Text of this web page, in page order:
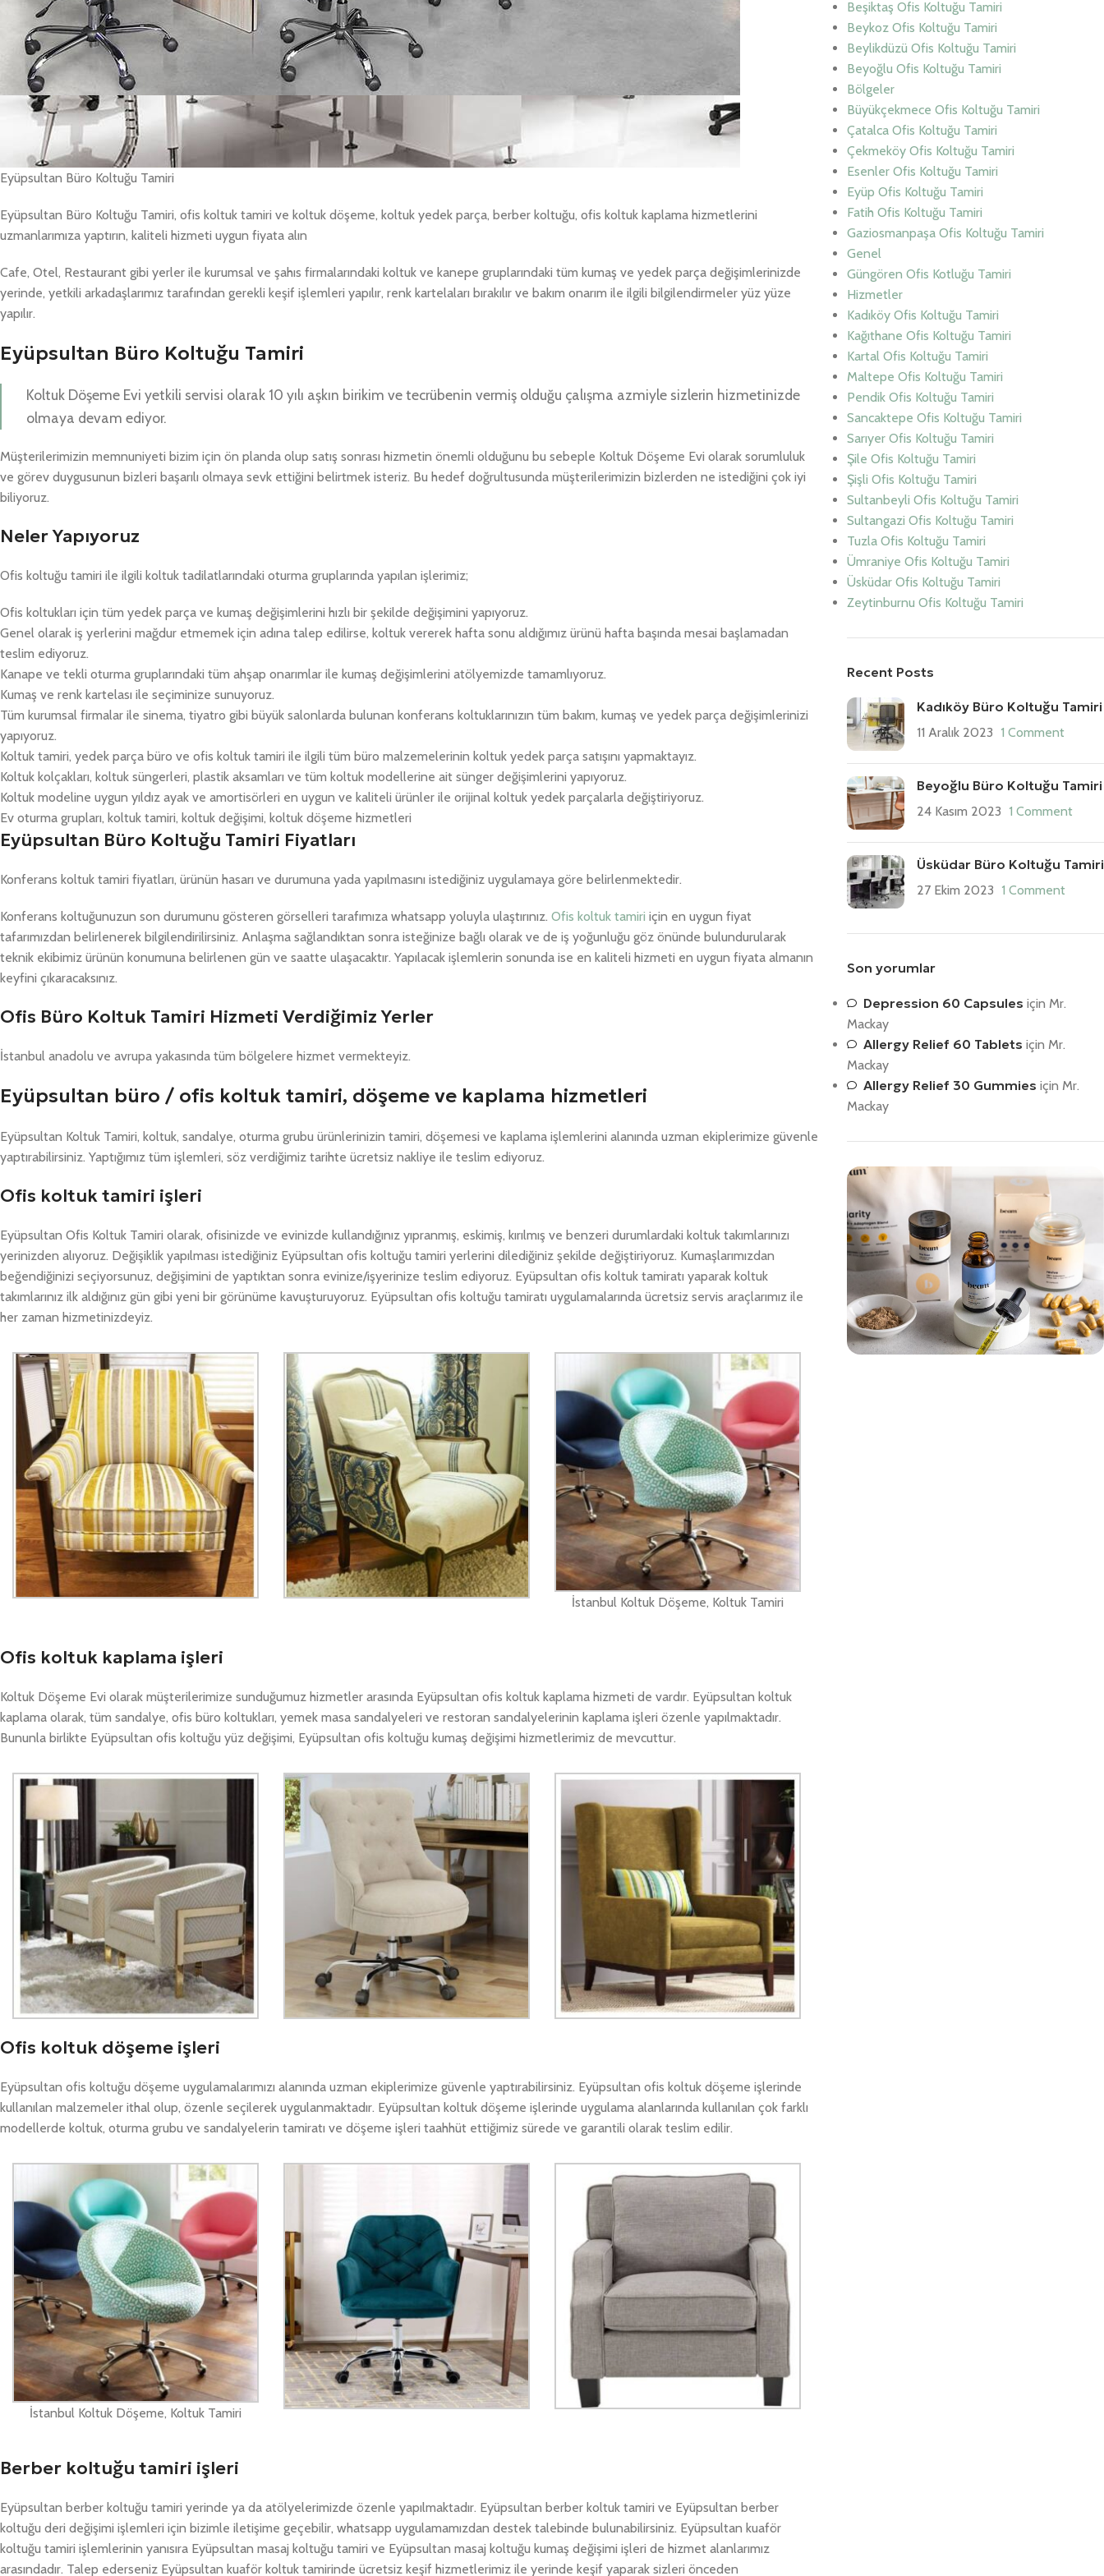
Eyüpsultan Büro Koltuğu Tamiri
Eyüpsultan Büro Koltuğu Tamiri, ofis koltuk tamiri ve koltuk döşeme, koltuk yedek parça, berber koltuğu, ofis koltuk kaplama hizmetlerini
uzmanlarımıza yaptırın, kaliteli hizmeti uygun fiyata alın
Cafe, Otel, Restaurant gibi yerler ile kurumsal ve şahıs firmalarındaki koltuk ve kanepe gruplarındaki tüm kumaş ve yedek parça değişimlerinizde
yerinde, yetkili arkadaşlarımız tarafından gerekli keşif işlemleri yapılır, renk kartelaları bırakılır ve bakım onarım ile ilgili bilgilendirmeler yüz yüze
yapılır.
Eyüpsultan Büro Koltuğu Tamiri
Koltuk Döşeme Evi yetkili servisi olarak 10 yılı aşkın birikim ve tecrübenin vermiş olduğu çalışma azmiyle sizlerin hizmetinizde
olmaya devam ediyor.
Müşterilerimizin memnuniyeti bizim için ön planda olup satış sonrası hizmetin önemli olduğunu bu sebeple Koltuk Döşeme Evi olarak sorumluluk
ve görev duygusunun bizleri başarılı olmaya sevk ettiğini belirtmek isteriz. Bu hedef doğrultusunda müşterilerimizin bizlerden ne istediğini çok iyi
biliyoruz.
Neler Yapıyoruz
Ofis koltuğu tamiri ile ilgili koltuk tadilatlarındaki oturma gruplarında yapılan işlerimiz;
Ofis koltukları için tüm yedek parça ve kumaş değişimlerini hızlı bir şekilde değişimini yapıyoruz.
Genel olarak iş yerlerini mağdur etmemek için adına talep edilirse, koltuk vererek hafta sonu aldığımız ürünü hafta başında mesai başlamadan
teslim ediyoruz.
Kanape ve tekli oturma gruplarındaki tüm ahşap onarımlar ile kumaş değişimlerini atölyemizde tamamlıyoruz.
Kumaş ve renk kartelası ile seçiminize sunuyoruz.
Tüm kurumsal firmalar ile sinema, tiyatro gibi büyük salonlarda bulunan konferans koltuklarınızın tüm bakım, kumaş ve yedek parça değişimlerinizi
yapıyoruz.
Koltuk tamiri, yedek parça büro ve ofis koltuk tamiri ile ilgili tüm büro malzemelerinin koltuk yedek parça satışını yapmaktayız.
Koltuk kolçakları, koltuk süngerleri, plastik aksamları ve tüm koltuk modellerine ait sünger değişimlerini yapıyoruz.
Koltuk modeline uygun yıldız ayak ve amortisörleri en uygun ve kaliteli ürünler ile orijinal koltuk yedek parçalarla değiştiriyoruz.
Ev oturma grupları, koltuk tamiri, koltuk değişimi, koltuk döşeme hizmetleri
Eyüpsultan Büro Koltuğu Tamiri Fiyatları
Konferans koltuk tamiri fiyatları, ürünün hasarı ve durumuna yada yapılmasını istediğiniz uygulamaya göre belirlenmektedir.
Konferans koltuğunuzun son durumunu gösteren görselleri tarafımıza whatsapp yoluyla ulaştırınız. Ofis koltuk tamiri için en uygun fiyat
tafarımızdan belirlenerek bilgilendirilirsiniz. Anlaşma sağlandıktan sonra isteğinize bağlı olarak ve de iş yoğunluğu göz önünde bulundurularak
teknik ekibimiz ürünün konumuna belirlenen gün ve saatte ulaşacaktır. Yapılacak işlemlerin sonunda ise en kaliteli hizmeti en uygun fiyata almanın
keyfini çıkaracaksınız.
Ofis Büro Koltuk Tamiri Hizmeti Verdiğimiz Yerler
İstanbul anadolu ve avrupa yakasında tüm bölgelere hizmet vermekteyiz.
Eyüpsultan büro / ofis koltuk tamiri, döşeme ve kaplama hizmetleri
Eyüpsultan Koltuk Tamiri, koltuk, sandalye, oturma grubu ürünlerinizin tamiri, döşemesi ve kaplama işlemlerini alanında uzman ekiplerimize güvenle
yaptırabilirsiniz. Yaptığımız tüm işlemleri, söz verdiğimiz tarihte ücretsiz nakliye ile teslim ediyoruz.
Ofis koltuk tamiri işleri
Eyüpsultan Ofis Koltuk Tamiri olarak, ofisinizde ve evinizde kullandığınız yıpranmış, eskimiş, kırılmış ve benzeri durumlardaki koltuk takımlarınızı
yerinizden alıyoruz. Değişiklik yapılması istediğiniz Eyüpsultan ofis koltuğu tamiri yerlerini dilediğiniz şekilde değiştiriyoruz. Kumaşlarımızdan
beğendiğinizi seçiyorsunuz, değişimini de yaptıktan sonra evinize/işyerinize teslim ediyoruz. Eyüpsultan ofis koltuk tamiratı yaparak koltuk
takımlarınız ilk aldığınız gün gibi yeni bir görünüme kavuşturuyoruz. Eyüpsultan ofis koltuğu tamiratı uygulamalarında ücretsiz servis araçlarımız ile
her zaman hizmetinizdeyiz.
İstanbul Koltuk Döşeme, Koltuk Tamiri
Ofis koltuk kaplama işleri
Koltuk Döşeme Evi olarak müşterilerimize sunduğumuz hizmetler arasında Eyüpsultan ofis koltuk kaplama hizmeti de vardır. Eyüpsultan koltuk
kaplama olarak, tüm sandalye, ofis büro koltukları, yemek masa sandalyeleri ve restoran sandalyelerinin kaplama işleri özenle yapılmaktadır.
Bununla birlikte Eyüpsultan ofis koltuğu yüz değişimi, Eyüpsultan ofis koltuğu kumaş değişimi hizmetlerimiz de mevcuttur.
Ofis koltuk döşeme işleri
Eyüpsultan ofis koltuğu döşeme uygulamalarımızı alanında uzman ekiplerimize güvenle yaptırabilirsiniz. Eyüpsultan ofis koltuk döşeme işlerinde
kullanılan malzemeler ithal olup, özenle seçilerek uygulanmaktadır. Eyüpsultan koltuk döşeme işlerinde uygulama alanlarında kullanılan çok farklı
modellerde koltuk, oturma grubu ve sandalyelerin tamiratı ve döşeme işleri taahhüt ettiğimiz sürede ve garantili olarak teslim edilir.
İstanbul Koltuk Döşeme, Koltuk Tamiri
Berber koltuğu tamiri işleri
Eyüpsultan berber koltuğu tamiri yerinde ya da atölyelerimizde özenle yapılmaktadır. Eyüpsultan berber koltuk tamiri ve Eyüpsultan berber
koltuğu deri değişimi işlemleri için bizimle iletişime geçebilir, whatsapp uygulamamızdan destek talebinde bulunabilirsiniz. Eyüpsultan kuaför
koltuğu tamiri işlemlerinin yanısıra Eyüpsultan masaj koltuğu tamiri ve Eyüpsultan masaj koltuğu kumaş değişimi işleri de hizmet alanlarımız
arasındadır. Talep ederseniz Eyüpsultan kuaför koltuk tamirinde ücretsiz keşif hizmetlerimiz ile yerinde keşif yaparak sizleri önceden
Beşiktaş Ofis Koltuğu Tamiri
Beykoz Ofis Koltuğu Tamiri
Beylikdüzü Ofis Koltuğu Tamiri
Beyoğlu Ofis Koltuğu Tamiri
Bölgeler
Büyükçekmece Ofis Koltuğu Tamiri
Çatalca Ofis Koltuğu Tamiri
Çekmeköy Ofis Koltuğu Tamiri
Esenler Ofis Koltuğu Tamiri
Eyüp Ofis Koltuğu Tamiri
Fatih Ofis Koltuğu Tamiri
Gaziosmanpaşa Ofis Koltuğu Tamiri
Genel
Güngören Ofis Kotluğu Tamiri
Hizmetler
Kadıköy Ofis Koltuğu Tamiri
Kağıthane Ofis Koltuğu Tamiri
Kartal Ofis Koltuğu Tamiri
Maltepe Ofis Koltuğu Tamiri
Pendik Ofis Koltuğu Tamiri
Sancaktepe Ofis Koltuğu Tamiri
Sarıyer Ofis Koltuğu Tamiri
Şile Ofis Koltuğu Tamiri
Şişli Ofis Koltuğu Tamiri
Sultanbeyli Ofis Koltuğu Tamiri
Sultangazi Ofis Koltuğu Tamiri
Tuzla Ofis Koltuğu Tamiri
Ümraniye Ofis Koltuğu Tamiri
Üsküdar Ofis Koltuğu Tamiri
Zeytinburnu Ofis Koltuğu Tamiri
Recent Posts
Kadıköy Büro Koltuğu Tamiri
11 Aralık 2023 1 Comment
Beyoğlu Büro Koltuğu Tamiri
24 Kasım 2023 1 Comment
Üsküdar Büro Koltuğu Tamiri
27 Ekim 2023 1 Comment
Son yorumlar
Depression 60 Capsules için Mr.
Mackay
Allergy Relief 60 Tablets için Mr.
Mackay
Allergy Relief 30 Gummies için Mr.
Mackay